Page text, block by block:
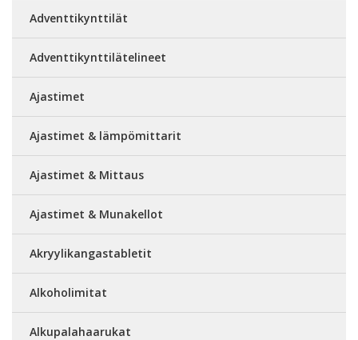
Adventtikynttilät
Adventtikynttilätelineet
Ajastimet
Ajastimet & lämpömittarit
Ajastimet & Mittaus
Ajastimet & Munakellot
Akryylikangastabletit
Alkoholimitat
Alkupalahaarukat